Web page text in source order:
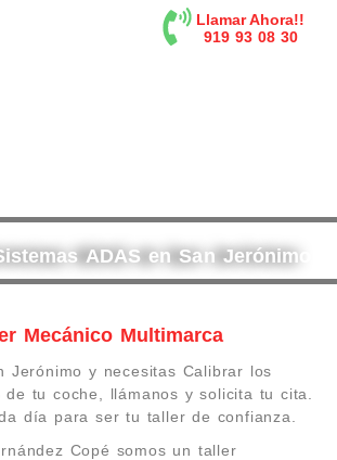
Llamar Ahora!!
919 93 08 30
ADAS en San Jerónimo
Mecánico Multimarca
Jerónimo y necesitas Calibrar los
de tu coche, llámanos y solicita tu cita.
día para ser tu taller de confianza.
Copé somos un taller